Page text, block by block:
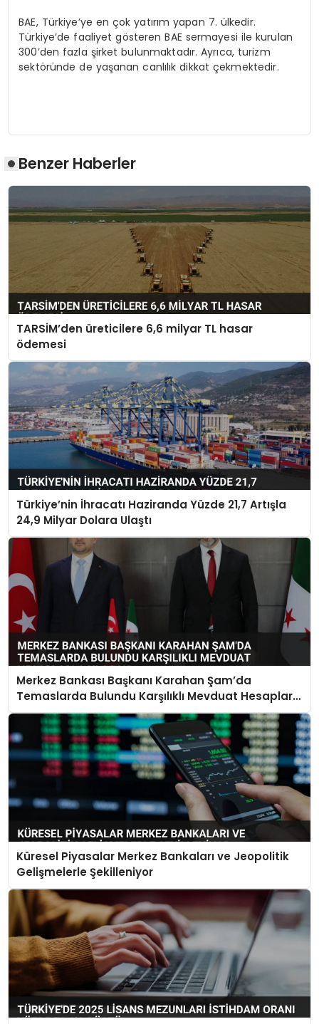
BAE, Türkiye’ye en çok yatırım yapan 7. ülkedir.
Türkiye’de faaliyet gösteren BAE sermayesi ile kurulan
300’den fazla şirket bulunmaktadır. Ayrıca, turizm
sektöründe de yaşanan canlılık dikkat çekmektedir.
Benzer Haberler
TARSİM’den üreticilere 6,6 milyar TL hasar
ödemesi
Türkiye’nin İhracatı Haziranda Yüzde 21,7 Artışla
24,9 Milyar Dolara Ulaştı
Merkez Bankası Başkanı Karahan Şam’da
Temaslarda Bulundu Karşılıklı Mevduat Hesapları
Açılacak
Küresel Piyasalar Merkez Bankaları ve Jeopolitik
Gelişmelerle Şekilleniyor